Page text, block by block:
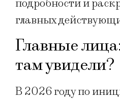
подробности и
главных
Главные
там увидели?
В 2026 году по